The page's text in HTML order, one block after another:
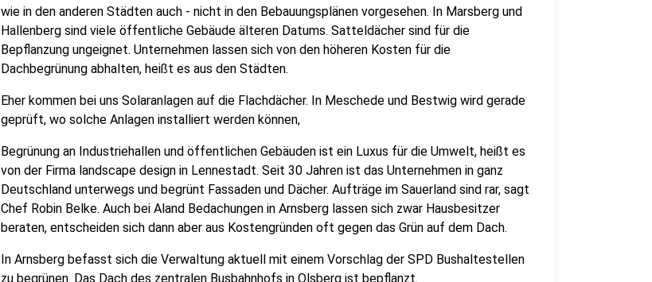
wie in den anderen Städten auch - nicht in den Bebauungsplänen vorgesehen. In Marsberg und
Hallenberg sind viele öffentliche Gebäude älteren Datums. Satteldächer sind für die
Bepflanzung ungeignet. Unternehmen lassen sich von den höheren Kosten für die
Dachbegrünung abhalten, heißt es aus den Städten.
Eher kommen bei uns Solaranlagen auf die Flachdächer. In Meschede und Bestwig wird gerade
geprüft, wo solche Anlagen installiert werden können,
Begrünung an Industriehallen und öffentlichen Gebäuden ist ein Luxus für die Umwelt, heißt es
von der Firma landscape design in Lennestadt. Seit 30 Jahren ist das Unternehmen in ganz
Deutschland unterwegs und begrünt Fassaden und Dächer. Aufträge im Sauerland sind rar, sagt
Chef Robin Belke. Auch bei Aland Bedachungen in Arnsberg lassen sich zwar Hausbesitzer
beraten, entscheiden sich dann aber aus Kostengründen oft gegen das Grün auf dem Dach.
In Arnsberg befasst sich die Verwaltung aktuell mit einem Vorschlag der SPD Bushaltestellen
zu begrünen. Das Dach des zentralen Busbahnhofs in Olsberg ist bepflanzt.